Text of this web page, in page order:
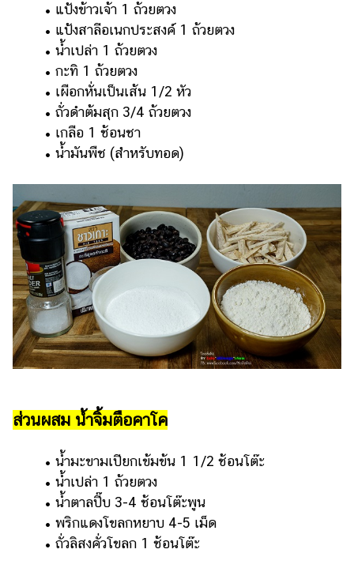
• แป้งข้าวเจ้า 1 ถ้วยตวง
• แป้งสาลีอเนกประสงค์ 1 ถ้วยตวง
• น้ำเปล่า 1 ถ้วยตวง
• กะทิ 1 ถ้วยตวง
• เผือกหั่นเป็นเส้น 1/2 หัว
• ถั่วดำต้มสุก 3/4 ถ้วยตวง
• เกลือ 1 ช้อนชา
• น้ำมันพืช (สำหรับทอด)
ส่วนผสม น้ำจิ้มตือคาโค
• น้ำมะขามเปียกเข้มข้น 1 1/2 ช้อนโต๊ะ
• น้ำเปล่า 1 ถ้วยตวง
• น้ำตาลปี๊บ 3-4 ช้อนโต๊ะพูน
• พริกแดงโขลกหยาบ 4-5 เม็ด
• ถั่วลิสงคั่วโขลก 1 ช้อนโต๊ะ